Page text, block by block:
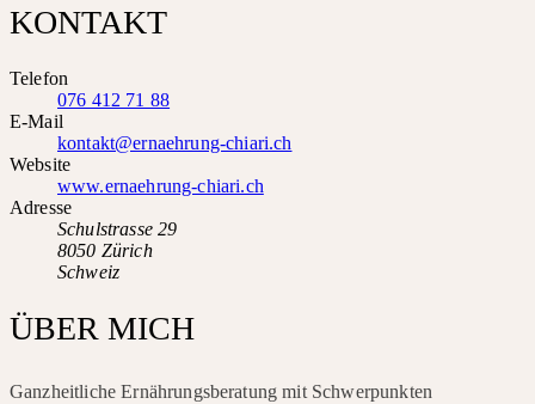
KONTAKT
Telefon
076 412 71 88
E-Mail
kontakt@ernaehrung-chiari.ch
Website
www.ernaehrung-chiari.ch
Adresse
Schulstrasse 29
8050 Zürich
Schweiz
ÜBER MICH
Ganzheitliche Ernährungsberatung mit Schwerpunkten